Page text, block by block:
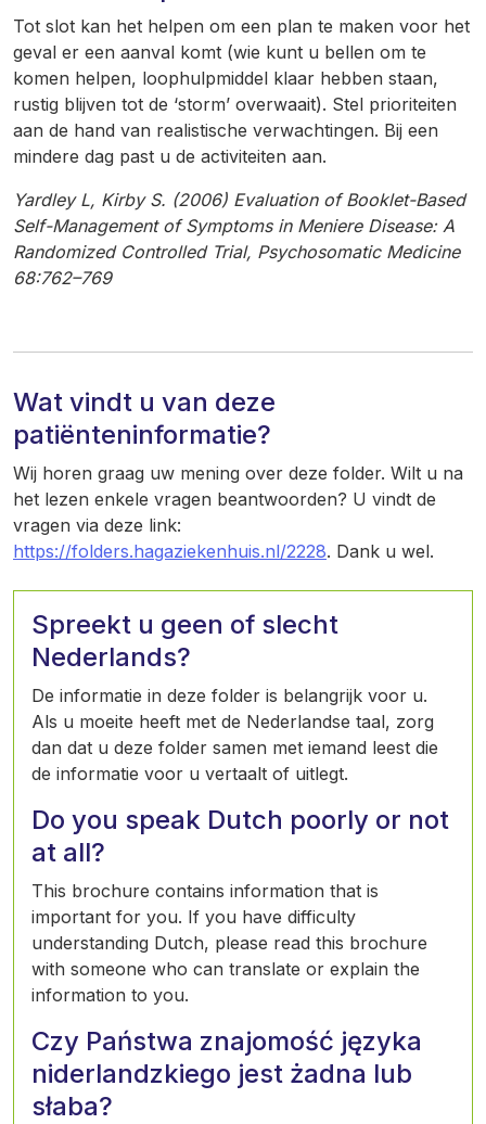
Tot slot kan het helpen om een plan te maken voor het
geval er een aanval komt (wie kunt u bellen om te
komen helpen, loophulpmiddel klaar hebben staan,
rustig blijven tot de ‘storm’ overwaait). Stel prioriteiten
aan de hand van realistische verwachtingen. Bij een
mindere dag past u de activiteiten aan.
Yardley L, Kirby S. (2006) Evaluation of Booklet-Based
Self-Management of Symptoms in Meniere Disease: A
Randomized Controlled Trial, Psychosomatic Medicine
68:762–769
Wat vindt u van deze
patiënteninformatie?
Wij horen graag uw mening over deze folder. Wilt u na
het lezen enkele vragen beantwoorden? U vindt de
vragen via deze link:
https://folders.hagaziekenhuis.nl/2228. Dank u wel.
Spreekt u geen of slecht
Nederlands?
De informatie in deze folder is belangrijk voor u.
Als u moeite heeft met de Nederlandse taal, zorg
dan dat u deze folder samen met iemand leest die
de informatie voor u vertaalt of uitlegt.
Do you speak Dutch poorly or not
at all?
This brochure contains information that is
important for you. If you have difficulty
understanding Dutch, please read this brochure
with someone who can translate or explain the
information to you.
Czy Państwa znajomość języka
niderlandzkiego jest żadna lub
słaba?